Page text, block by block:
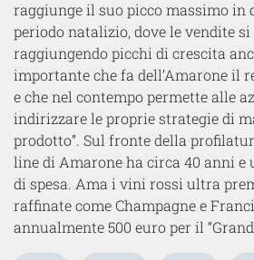
raggiunge il suo picco massimo in
periodo natalizio, dove le vendite
raggiungendo picchi di crescita
importante che fa dell’Amarone il
e che nel contempo permette alle
indirizzare le proprie strategie di
prodotto”. Sul fronte della
line di Amarone ha circa 40 anni e
di spesa. Ama i vini rossi ultra
raffinate come Champagne e
annualmente 500 euro per il